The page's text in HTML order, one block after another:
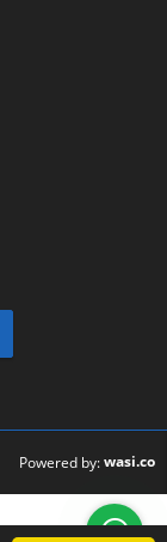
Powered by:wasi.co